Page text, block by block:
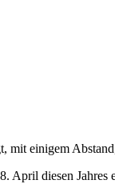
mit einigem
diesen Jahres